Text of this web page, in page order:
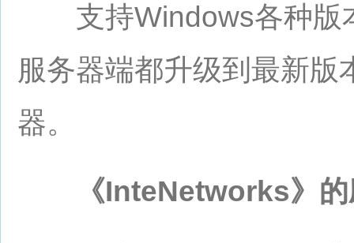
支持Windows各种版
服务器端都升级到最新
器。
《InteNetworks》的